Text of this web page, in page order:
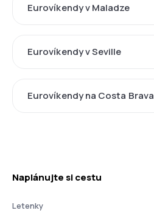
Eurovíkendy v Maladze
Eurovíkendy v Seville
Eurovíkendy na Costa Brava
Naplánujte si cestu
Letenky